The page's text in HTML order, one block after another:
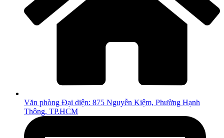
Văn phòng Đại diện: 875 Nguyễn Kiệm, Phường Hạnh
Thông, TP.HCM